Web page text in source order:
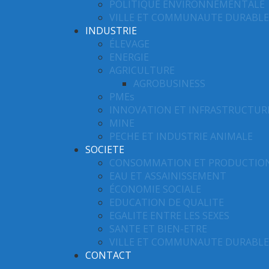
POLITIQUE ENVIRONNEMENTALE
VILLE ET COMMUNAUTE DURABLE
INDUSTRIE
ÉLEVAGE
ENERGIE
AGRICULTURE
AGROBUSINESS
PMEs
INNOVATION ET
MINE
PECHE ET INDUSTRIE ANIMALE
SOCIETE
CONSOMMATION ET
EAU ET ASSAINISSEMENT
ÉCONOMIE SOCIALE
EDUCATION DE QUALITE
EGALITE ENTRE LES SEXES
SANTE ET BIEN-ETRE
VILLE ET COMMUNAUTE DURABLE
CONTACT